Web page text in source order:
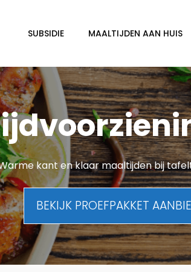
SUBSIDIE MAALTIJDEN AAN HUIS
kant en klaar maaltijden bij
BEKIJK PROEFPAKKET